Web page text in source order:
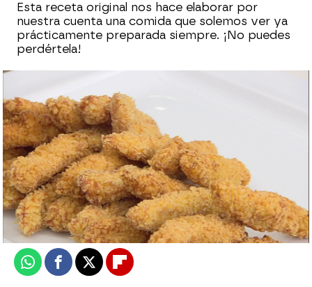
Esta receta original nos hace elaborar por
nuestra cuenta una comida que solemos ver ya
prácticamente preparada siempre. ¡No puedes
perdértela!
agridulce: sabroso y original
Edu Jiménez
Publicado:15 de mayo de 2023, 14:00
WhatsappFacebook
X Flipboard